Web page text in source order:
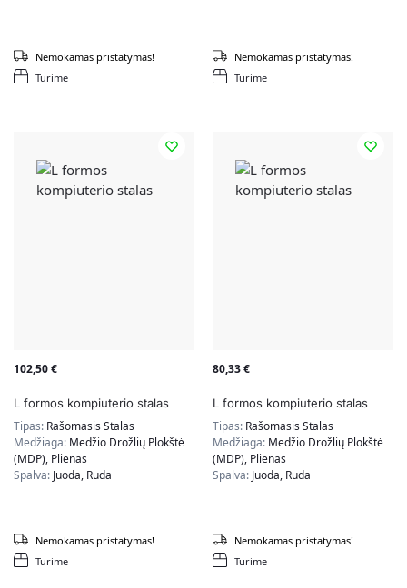
Turime
Nemokamas pristatymas!
Turime
Nemokamas pristatymas!
102,50€
L formos kompiuterio stalas
Tipas: Rašomasis Stalas
Medžiaga: Medžio Drožlių Plokštė
(MDP), Plienas
Spalva: Juoda, Ruda
Turime
Nemokamas pristatymas!
80,33€
L formos kompiuterio stalas
Tipas: Rašomasis Stalas
Medžiaga: Medžio Drožlių Plokštė
(MDP), Plienas
Spalva: Juoda, Ruda
Turime
Nemokamas pristatymas!